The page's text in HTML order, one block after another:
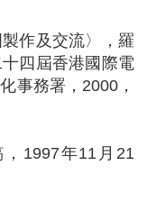
作及交流〉，羅
四屆香港國際電
事務署，2000，
1997年11月21